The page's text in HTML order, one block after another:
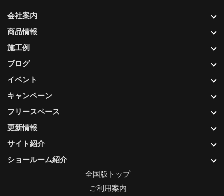
更新情報
サイト紹介
ショールーム紹介
会社案内
商品情報
施工例
ブログ
イベント
キャンペーン
フリースペース
全国版トップ
ご利用案内